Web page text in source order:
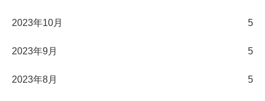
2023年10月 5
2023年9月 5
2023年8月 5